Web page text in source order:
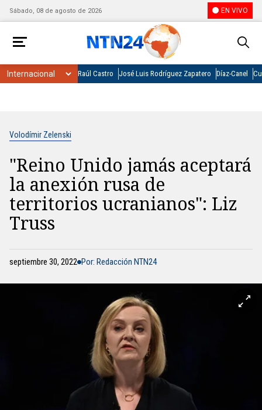
Sábado, 08 de agosto de 2026 EN VIVO
Raúl Castro José Luis Rodríguez Zapatero Díaz-Canel
Volodímir Zelenski
"Reino Unido jamás aceptará
la anexión rusa de
territorios ucranianos": Liz
Truss
septiembre 30, 2022 Por: Redacción NTN24